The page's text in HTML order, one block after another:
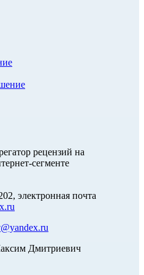
рецензий на
сегменте
электронная почта
Дмитриевич